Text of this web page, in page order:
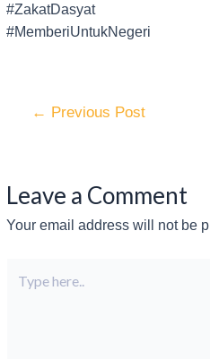
#ZakatDasyat
#MemberiUntukNegeri
← Previous Post
Leave a Comment
Your email address will not be
here..